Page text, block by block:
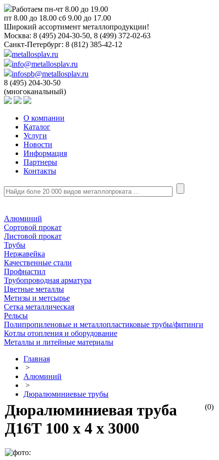
Работаем пн-чт 8.00 до 19.00
пт 8.00 до 18.00 сб 9.00 до 17.00
Широкий ассортимент металлопродукции!
Москва: 8 (495) 204-30-50, 8 (499) 372-02-63
Санкт-Петербург: 8 (812) 385-42-12
metallosplav.ru
info@metallosplav.ru
infospb@metallosplav.ru
8 (495) 204-30-50
(многоканальный)
О компании
Каталог
Услуги
Новости
Информация
Партнеры
Контакты
Алюминий
Сортовой прокат
Листовой прокат
Трубы
Нержавейка
Качественные стали
Профнастил
Трубопроводная арматура
Цветные металлы
Метизы и метсырье
Сетка металлическая
Рельсы
Полипропиленовые и металлопластиковые трубы/фитинги
Котлы отопления и оборудование
Металлы и литейные материалы
Главная
>
Алюминий
>
Дюралюминиевые трубы
(0)
Дюралюминиевая труба
Д16Т 100 х 4 х 3000